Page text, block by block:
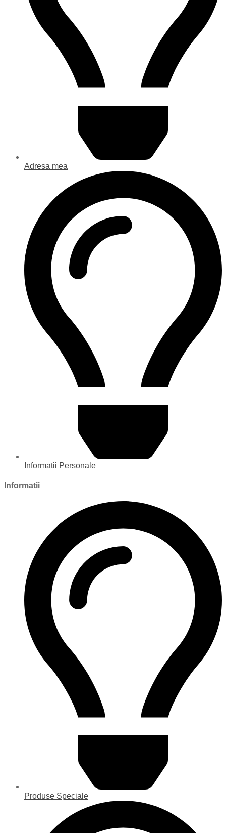
Adresa mea
Informatii Personale
Informatii
Produse Speciale